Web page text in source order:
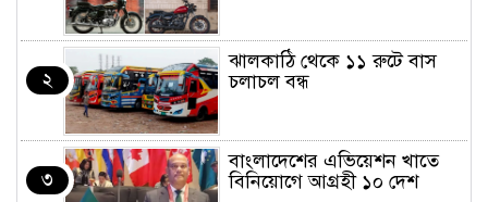
২
ঝালকাঠি থেকে ১১ রুটে বাস
চলাচল বন্ধ
৩
বাংলাদেশের এভিয়েশন খাতে
বিনিয়োগে আগ্রহী ১০ দেশ